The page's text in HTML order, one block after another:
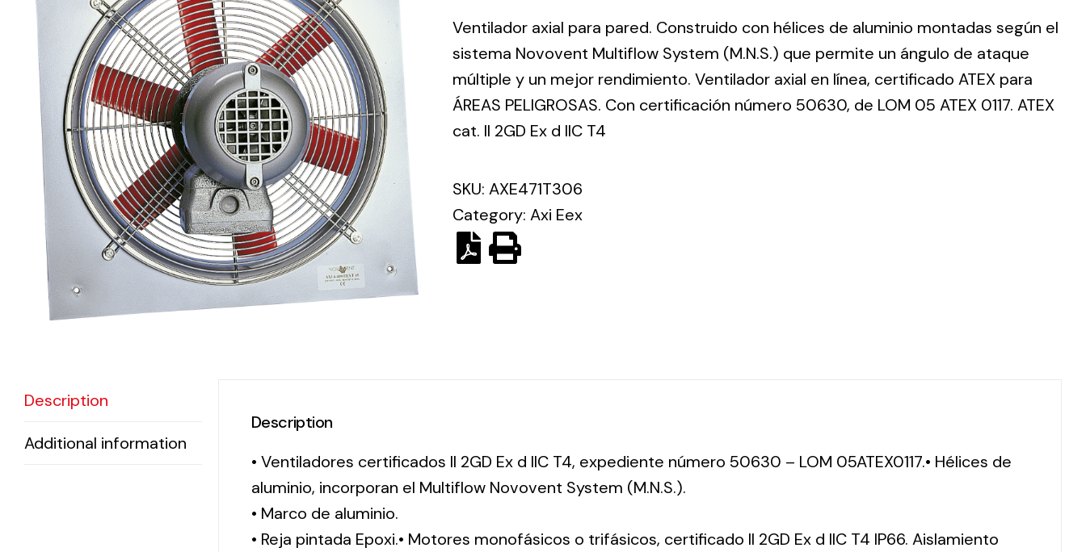
eléctrico.
Lighting and
Electrical
Equipment
Complete
solutions in
lighting and
electrical
material for
Ventilation
The
incorporation of
meant a greater
offer of
ventilation
products for
Solar lighting
Ventilador axial para pared. Construido con hélices de aluminio montadas según el
sistema Novovent Multiflow System (M.N.S.) que permite un ángulo de ataque
múltiple y un mejor rendimiento. Ventilador axial en línea, certificado ATEX para
ÁREAS PELIGROSAS. Con certificación número 50630, de LOM 05 ATEX 0117. ATEX
cat. II 2GD Ex d IIC T4
SKU: AXE471T306
Category: Axi Eex
Description
Additional information
Description
• Ventiladores certificados II 2GD Ex d IIC T4, expediente número 50630 – LOM 05ATEX0117.• Hélices de
aluminio, incorporan el Multiflow Novovent System (M.N.S.).
• Marco de aluminio.
• Reja pintada Epoxi.• Motores monofásicos o trifásicos, certificado II 2GD Ex d IIC T4 IP66. Aislamiento